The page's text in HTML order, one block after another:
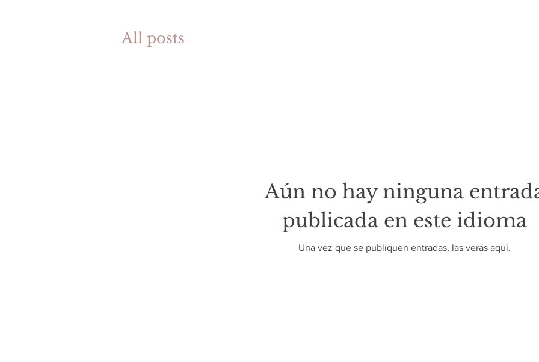
All posts
Aún no hay ninguna
publicada en este idioma
Una vez que se publiquen entradas, las verás aquí.